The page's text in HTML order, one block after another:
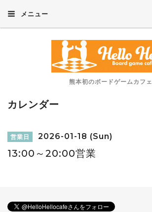
メニュー
熊本初のボードゲームカフェ
カレンダー
営業日 2026-01-18 (Sun)
13:00～20:00営業